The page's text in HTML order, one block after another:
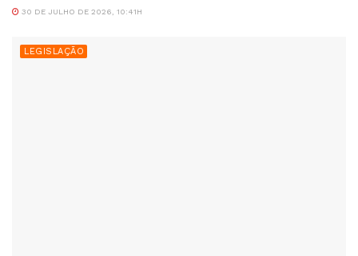
30 DE JULHO DE 2026, 10:41H
LEGISLAÇÃO